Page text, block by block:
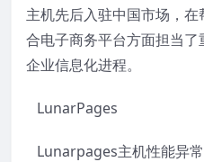
主机先后入驻中国市场，
合电子商务平台方面担当
企业信息化进程。
LunarPages
Lunarpages主机性能异